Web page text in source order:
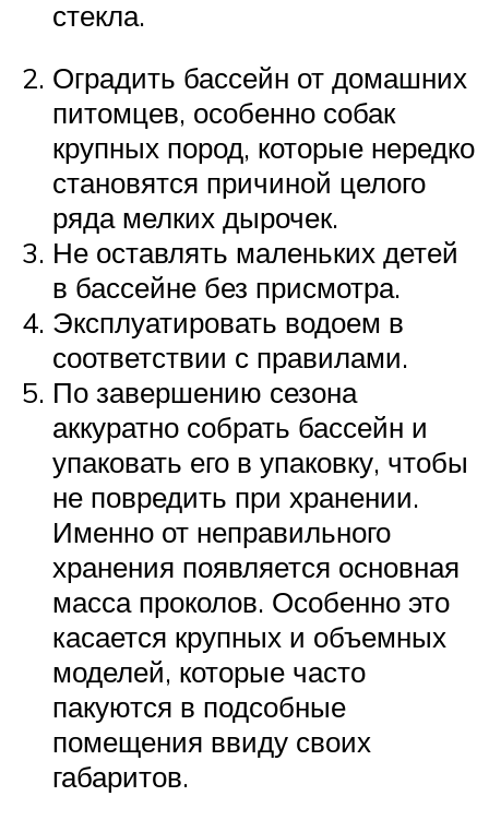
стекла.
Оградить бассейн от домашних
питомцев, особенно собак
крупных пород, которые нередко
становятся причиной целого
ряда мелких дырочек.
Не оставлять маленьких детей
в бассейне без присмотра.
Эксплуатировать водоем в
соответствии с правилами.
По завершению сезона
аккуратно собрать бассейн и
упаковать его в упаковку, чтобы
не повредить при хранении.
Именно от неправильного
хранения появляется основная
масса проколов. Особенно это
касается крупных и объемных
моделей, которые часто
пакуются в подсобные
помещения ввиду своих
габаритов.